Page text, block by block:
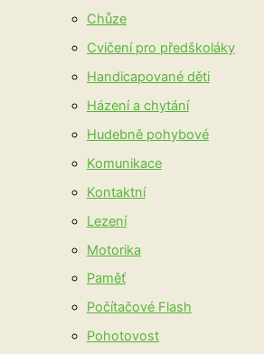
Chůze
Cvičení pro předškoláky
Handicapované děti
Házení a chytání
Hudebně pohybové
Komunikace
Kontaktní
Lezení
Motorika
Paměť
Počítačové Flash
Pohotovost